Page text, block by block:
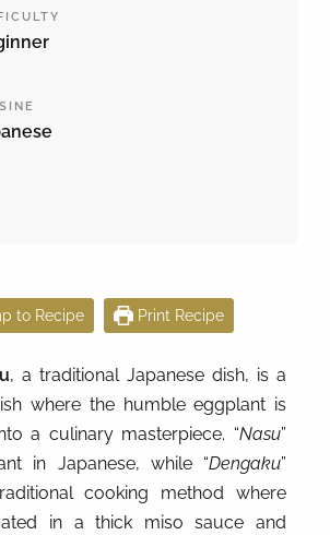
to Recipe Print Recipe
, a traditional Japanese dish, is a
where the humble eggplant is
a culinary masterpiece. “Nasu”
in Japanese, while “Dengaku”
cooking method where
in a thick miso sauce and